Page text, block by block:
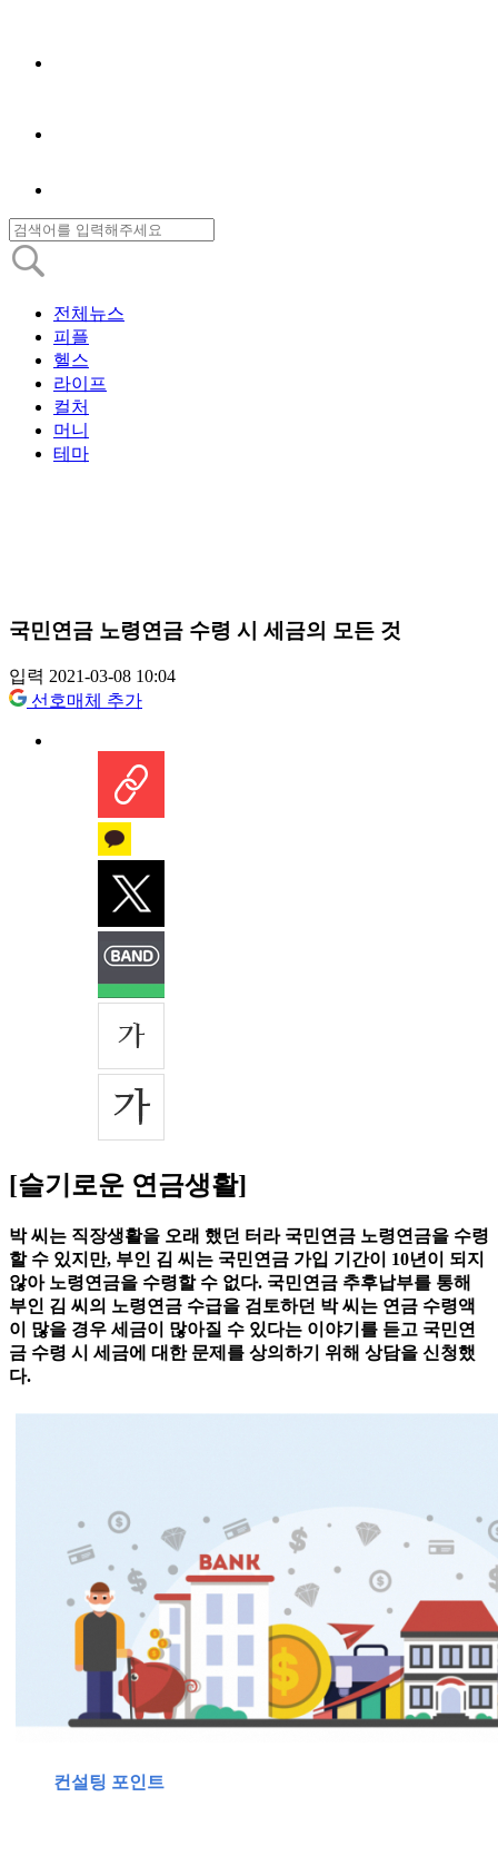
전체뉴스
피플
헬스
라이프
컬처
머니
테마
국민연금 노령연금 수령 시 세금의 모든 것
입력 2021-03-08 10:04
선호매체 추가
[슬기로운 연금생활]
박 씨는 직장생활을 오래 했던 터라 국민연금 노령연금을 수령
할 수 있지만, 부인 김 씨는 국민연금 가입 기간이 10년이 되지
않아 노령연금을 수령할 수 없다. 국민연금 추후납부를 통해
부인 김 씨의 노령연금 수급을 검토하던 박 씨는 연금 수령액
이 많을 경우 세금이 많아질 수 있다는 이야기를 듣고 국민연
금 수령 시 세금에 대한 문제를 상의하기 위해 상담을 신청했
다.
컨설팅 포인트